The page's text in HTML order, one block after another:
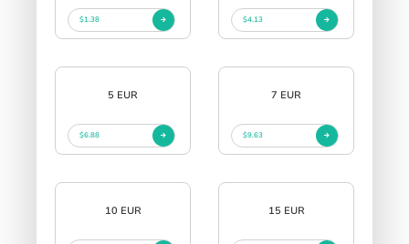
$1.38 $4.13
5 EUR
$6.88
7 EUR
$9.63
10 EUR 15 EUR